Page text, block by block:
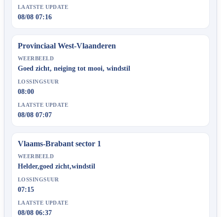
LAATSTE UPDATE
08/08 07:16
Provinciaal West-Vlaanderen
WEERBEELD
Goed zicht, neiging tot mooi, windstil
LOSSINGSUUR
08:00
LAATSTE UPDATE
08/08 07:07
Vlaams-Brabant sector 1
WEERBEELD
Helder,goed zicht,windstil
LOSSINGSUUR
07:15
LAATSTE UPDATE
08/08 06:37